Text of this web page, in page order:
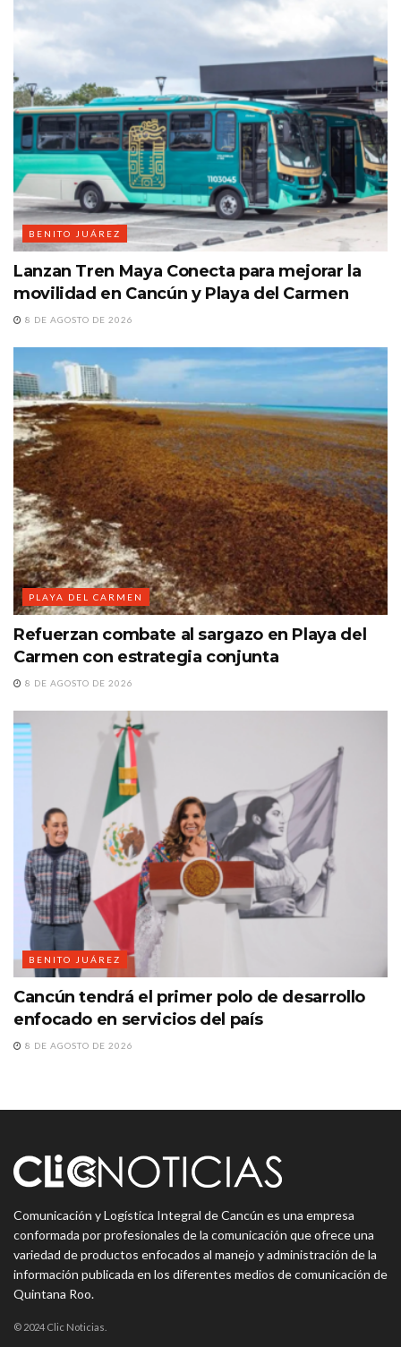
BENITO JUÁREZ
Lanzan Tren Maya Conecta para mejorar la
movilidad en Cancún y Playa del Carmen
8 DE AGOSTO DE 2026
PLAYA DEL CARMEN
Refuerzan combate al sargazo en Playa del
Carmen con estrategia conjunta
8 DE AGOSTO DE 2026
BENITO JUÁREZ
Cancún tendrá el primer polo de desarrollo
enfocado en servicios del país
8 DE AGOSTO DE 2026
Comunicación y Logística Integral de Cancún es una empresa
conformada por profesionales de la comunicación que ofrece una
variedad de productos enfocados al manejo y administración de la
información publicada en los diferentes medios de comunicación de
Quintana Roo.
© 2024 Clic Noticias.